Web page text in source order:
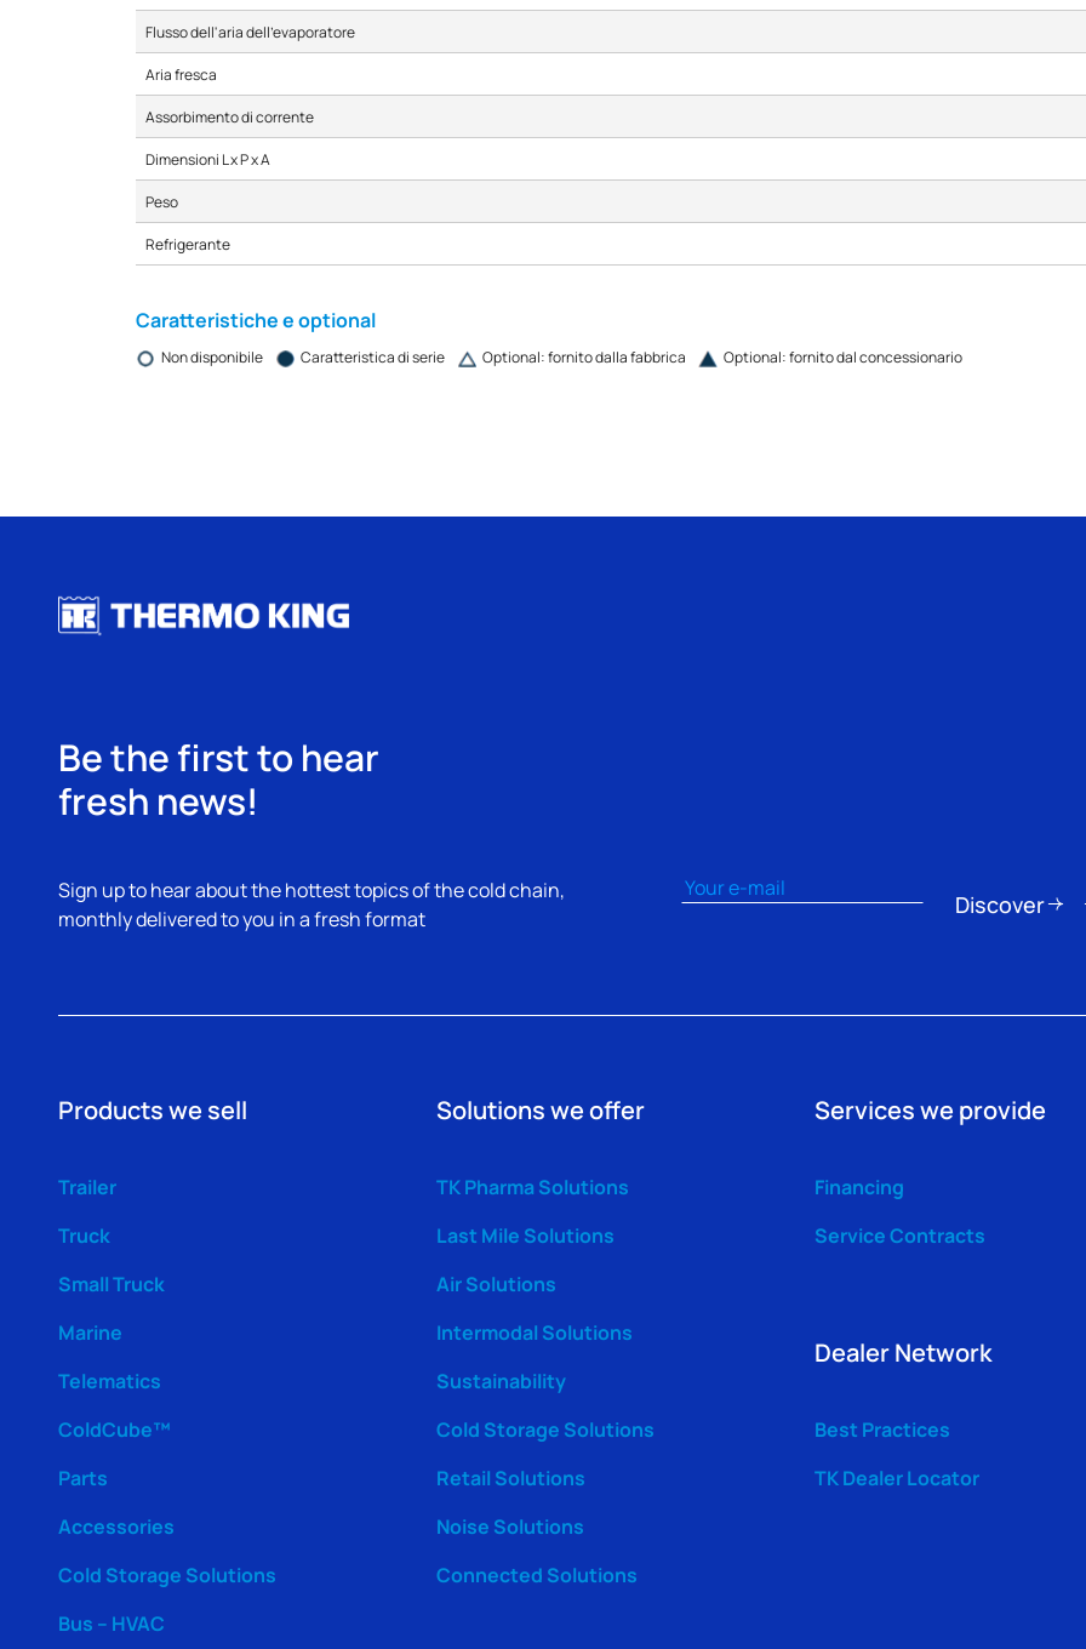
Flusso dell'aria dell'evaporatore
Aria fresca
Assorbimento di corrente
Dimensioni L x P x A
Peso
Refrigerante
Caratteristiche e optional
Non disponibile Caratteristica di serie Optional: fornito dalla fabbrica Optional: fornito dal concessionario
Be the first to hear
fresh news!
Sign up to hear about the hottest topics of the cold chain,
monthly delivered to you in a fresh format
Email(Obbligatorio)
Discover
Products we sell
Trailer
Truck
Small Truck
Marine
Telematics
ColdCube™
Parts
Accessories
Cold Storage Solutions
Bus – HVAC
Solutions we offer
TK Pharma Solutions
Last Mile Solutions
Air Solutions
Intermodal Solutions
Sustainability
Cold Storage Solutions
Retail Solutions
Noise Solutions
Connected Solutions
Services we provide
Financing
Service Contracts
Dealer Network
Best Practices
TK Dealer Locator